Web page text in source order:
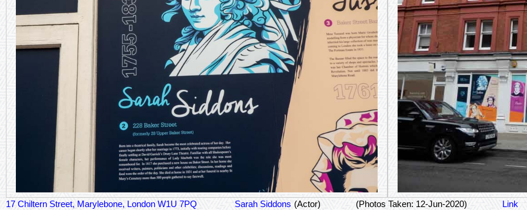
17 Chiltern Street, Marylebone, London W1U 7PQ Sarah Siddons (Actor) (Photos Taken: 12-Jun-2020) Link